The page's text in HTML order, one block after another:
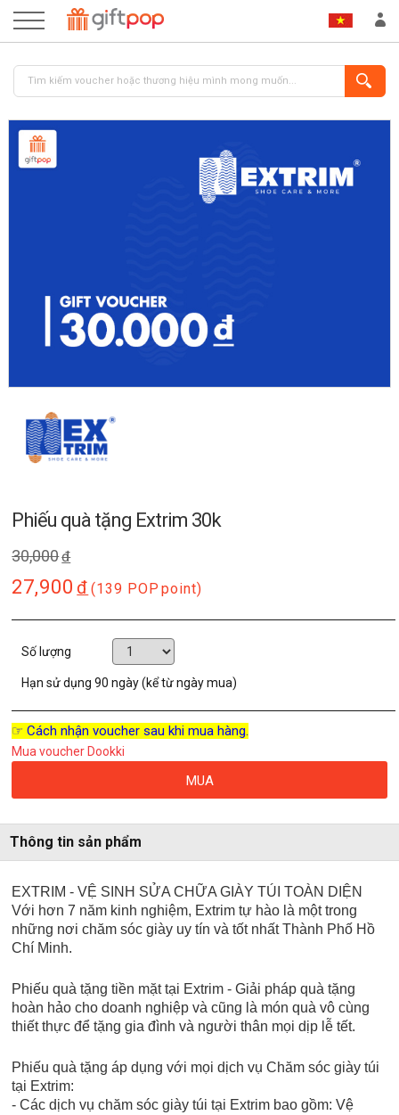
Phiếu quà tặng Extrim 30k
30,000đ
27,900 đ (139 POP point)
Số lượng
Hạn sử dụng90 ngày (kể từ ngày mua)
☞ Cách nhận voucher sau khi mua hàng.
Mua voucher Dookki
MUA
Thông tin sản phẩm
EXTRIM - VỆ SINH SỬA CHỮA GIÀY TÚI TOÀN DIỆN
Với hơn 7 năm kinh nghiệm, Extrim tự hào là một trong
những nơi chăm sóc giày uy tín và tốt nhất Thành Phố Hồ
Chí Minh.
Phiếu quà tặng tiền mặt tại Extrim - Giải pháp quà tặng
hoàn hảo cho doanh nghiệp và cũng là món quà vô cùng
thiết thực để tặng gia đình và người thân mọi dịp lễ tết.
Phiếu quà tặng áp dụng với mọi dịch vụ Chăm sóc giày túi
tại Extrim:
- Các dịch vụ chăm sóc giày túi tại Extrim bao gồm: Vệ